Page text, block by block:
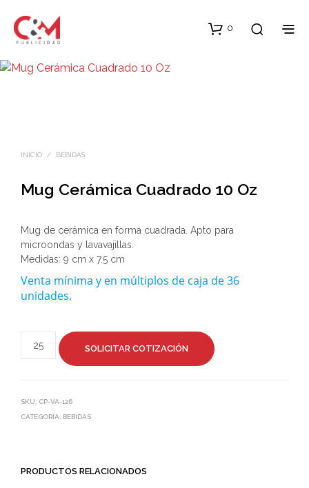
0
INICIO / BEBIDAS
Mug Cerámica Cuadrado 10 Oz
Mug de cerámica en forma cuadrada. Apto para
microondas y lavavajillas.
Medidas: 9 cm x 7.5 cm
Venta mínima y en múltiplos de caja de 36
unidades.
SOLICITAR COTIZACIÓN
SKU: CP-VA-126
CATEGORÍA: BEBIDAS
PRODUCTOS RELACIONADOS